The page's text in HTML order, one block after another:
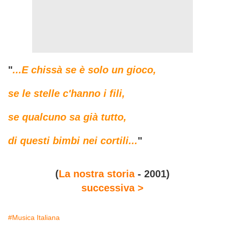
"...E chissà se è solo un gioco,
se le stelle c'hanno i fili,
se qualcuno sa già tutto,
di questi bimbi nei cortili..."
(La nostra storia- 2001)
successiva >
#Musica Italiana